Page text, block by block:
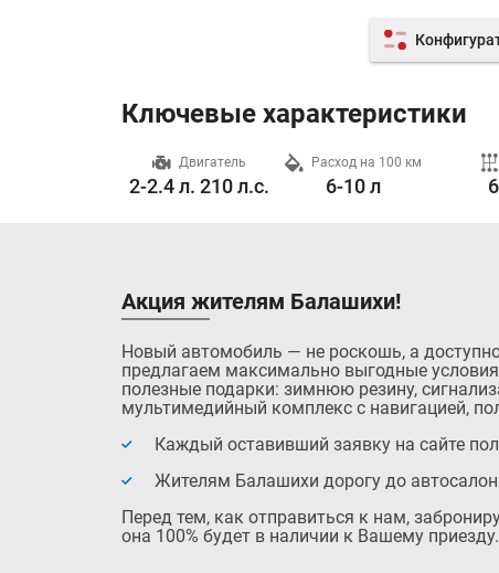
Ключевые характеристики
Двигатель
2-2.4 л. 210 л.с.
Расход на 100 км
6-10 л
Акция жителям Балашихи!
Новый автомобиль — не роскошь, а
предлагаем максимально выгодные
полезные подарки: зимнюю резину,
мультимедийный комплекс с навигацией,
Каждый оставивший заявку на сайте
Жителям Балашихи дорогу до
Перед тем, как отправиться к нам,
она 100% будет в наличии к Вашему приезду.